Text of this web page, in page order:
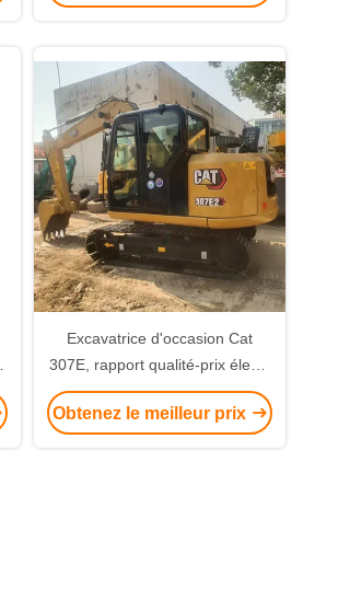
Excavatrice d'occasion Cat
307E, rapport qualité-prix élevé,
adaptée à divers scénarios
Obtenez le meilleur prix